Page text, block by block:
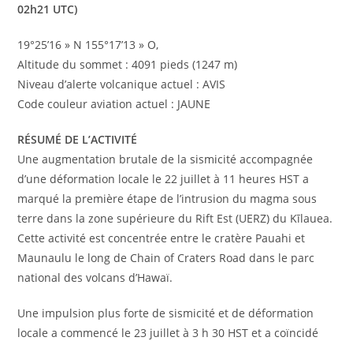
02h21 UTC)
19°25’16 » N 155°17’13 » O,
Altitude du sommet : 4091 pieds (1247 m)
Niveau d’alerte volcanique actuel : AVIS
Code couleur aviation actuel : JAUNE
RÉSUMÉ DE L’ACTIVITÉ
Une augmentation brutale de la sismicité accompagnée
d’une déformation locale le 22 juillet à 11 heures HST a
marqué la première étape de l’intrusion du magma sous
terre dans la zone supérieure du Rift Est (UERZ) du Kīlauea.
Cette activité est concentrée entre le cratère Pauahi et
Maunaulu le long de Chain of Craters Road dans le parc
national des volcans d’Hawaï.
Une impulsion plus forte de sismicité et de déformation
locale a commencé le 23 juillet à 3 h 30 HST et a coïncidé